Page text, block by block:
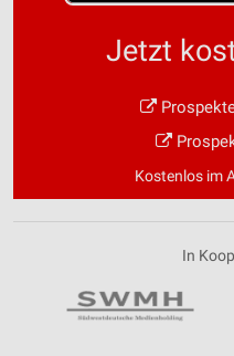
Jetzt
Kostenlos im
In